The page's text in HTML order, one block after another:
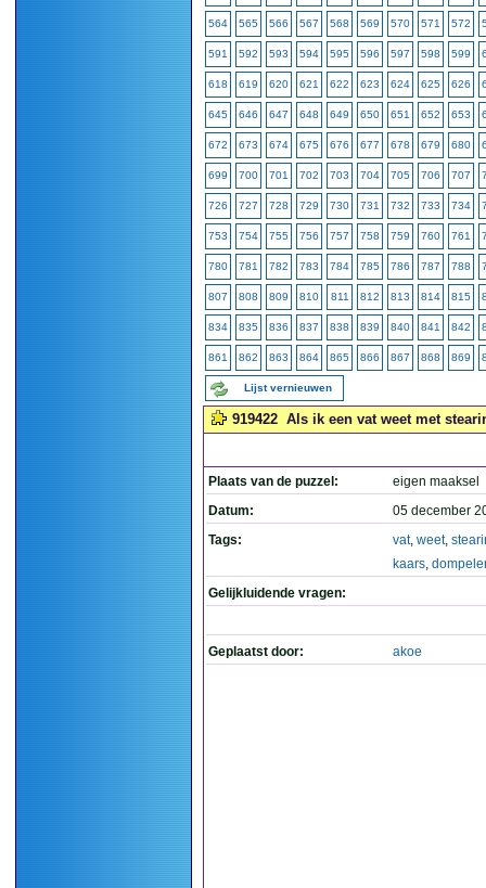
564 565 566 567 568 569 570 571 572
591 592 593 594 595 596 597 598 599
618 619 620 621 622 623 624 625 626
645 646 647 648 649 650 651 652 653
672 673 674 675 676 677 678 679 680
699 700 701 702 703 704 705 706 707
726 727 728 729 730 731 732 733 734
753 754 755 756 757 758 759 760 761
780 781 782 783 784 785 786 787 788
807 808 809 810 811 812 813 814 815
834 835 836 837 838 839 840 841 842
861 862 863 864 865 866 867 868 869
Lijst vernieuwen
919422 Als ik een vat weet met
Plaats van de puzzel:
eigen maaksel
Datum:
05 december
Tags:
vat, weet,
kaars,
Gelijkluidende vragen:
Geplaatst door: akoe